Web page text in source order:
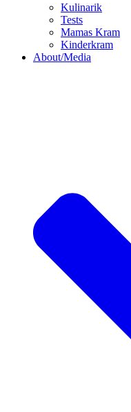
Kulinarik
Tests
Mamas Kram
Kinderkram
About/Media